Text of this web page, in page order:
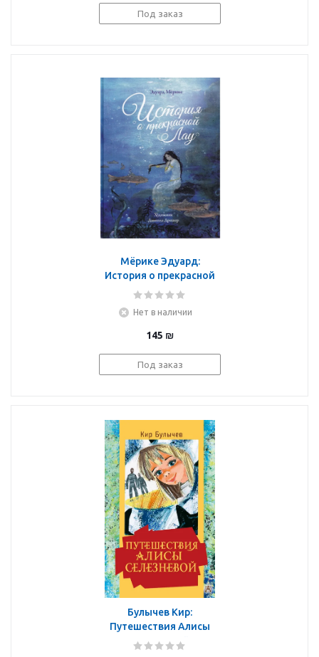
Под заказ
Мёрике Эдуард:
История о прекрасной
Лау
Нет в наличии
145 ₪
Под заказ
Булычев Кир:
Путешествия Алисы
Селезневой